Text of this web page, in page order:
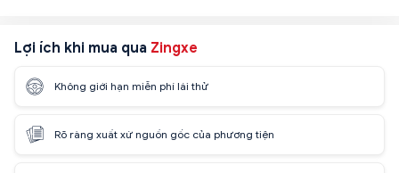
Lợi ích khi mua qua Zingxe
Không giới hạn miễn phí lái thử
Rõ ràng xuất xứ nguồn gốc của phương tiện